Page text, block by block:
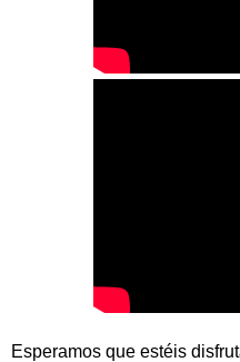
Esperamos que estéis